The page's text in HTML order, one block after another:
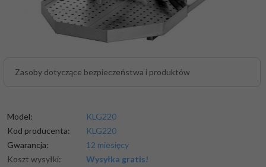
Zasoby dotyczące bezpieczeństwa i produktów
Model:
KLG220
Kod producenta:
KLG220
Gwarancja:
12 miesięcy
Koszt wysyłki:
Wysyłka gratis!